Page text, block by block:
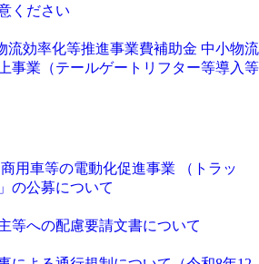
ください
流効率化等推進事業費補助金 中小物流
事業（テールゲートリフター等導入等
用車等の電動化促進事業 （トラッ
の公募について
等への配慮要請文書について